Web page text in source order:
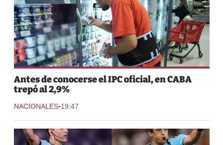
Antes de conocerse el IPC oficial, en CABA
trepó al 2,9%
NACIONALES-19:47